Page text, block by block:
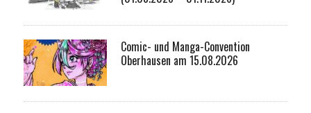
Comic- und Manga-Convention
Oberhausen am 15.08.2026